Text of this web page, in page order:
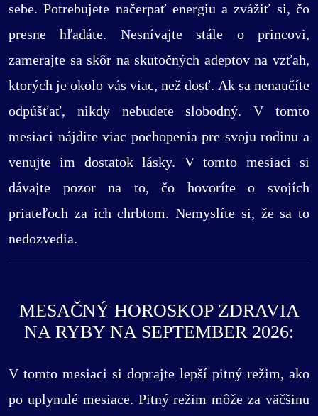
sebe. Potrebujete načerpať energiu a zvážiť si, čo
presne hľadáte. Nesnívajte stále o princovi,
zamerajte sa skôr na skutočných adeptov na vzťah,
ktorých je okolo vás viac, než dosť. Ak sa nenaučíte
odpúšťať, nikdy nebudete slobodný. V tomto
mesiaci nájdite viac pochopenia pre svoju rodinu a
venujte im dostatok lásky. V tomto mesiaci si
dávajte pozor na to, čo hovoríte o svojích
priateľoch za ich chrbtom. Nemyslíte si, že sa to
nedozvedia.
MESAČNÝ HOROSKOP ZDRAVIA
NA RYBY NA SEPTEMBER 2026:
V tomto mesiaci si doprajte lepší pitný režim, ako
po uplynulé mesiace. Pitný režim môže za väčšinu